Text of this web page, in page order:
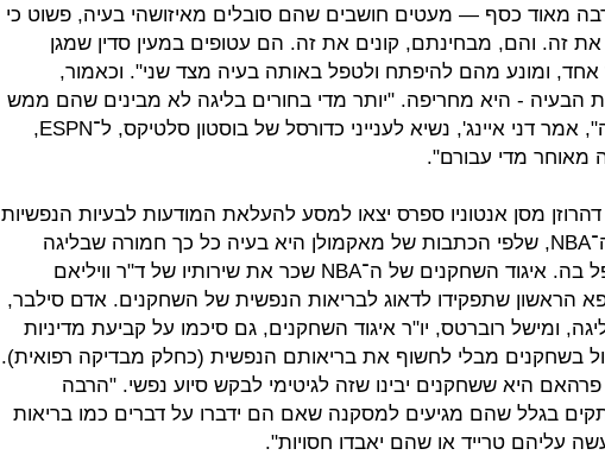
מאוד כסף — מעטים חושבים שהם סובלים מאיזושהי בעיה, פשוט כי
את זה. והם, מבחינתם, קונים את זה. הם עטופים במעין סדין שמגן
ומונע מהם להיפתח ולטפל באותה בעיה מצד שני". וכאמור,
הבעיה - היא מחריפה. "יותר מדי בחורים בליגה לא מבינים שהם ממש
צריכים עזרה", אמר דני איינג', נשיא לענייני כדורסל של בוסטון סלטיקס, ל־ESPN,
מאוחר מדי עבורם".
מסן אנטוניו ספרס יצאו למסע להעלאת המודעות לבעיות הנפשיות
של שחקני ה־NBA, שלפי הכתבות של מאקמולן היא בעיה כל כך חמורה שבליגה
החליטו לטפל בה. איגוד השחקנים של ה־NBA שכר את שירותיו של ד"ר וויליאם
הראשון שתפקידו לדאוג לבריאות הנפשית של השחקנים. אדם סילבר,
ומישל רוברטס, יו"ר איגוד השחקנים, גם סיכמו על קביעת מדיניות
בשחקנים מבלי לחשוף את בריאותם הנפשית (כחלק מבדיקה רפואית).
היא ששחקנים יבינו שזה לגיטימי לבקש סיוע נפשי. "הרבה
בגלל שהם מגיעים למסקנה שאם הם ידברו על דברים כמו בריאות
עליהם טרייד או שהם יאבדו חסויות".